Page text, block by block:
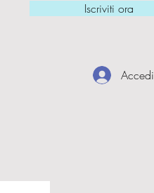
Iscriviti ora
Accedi